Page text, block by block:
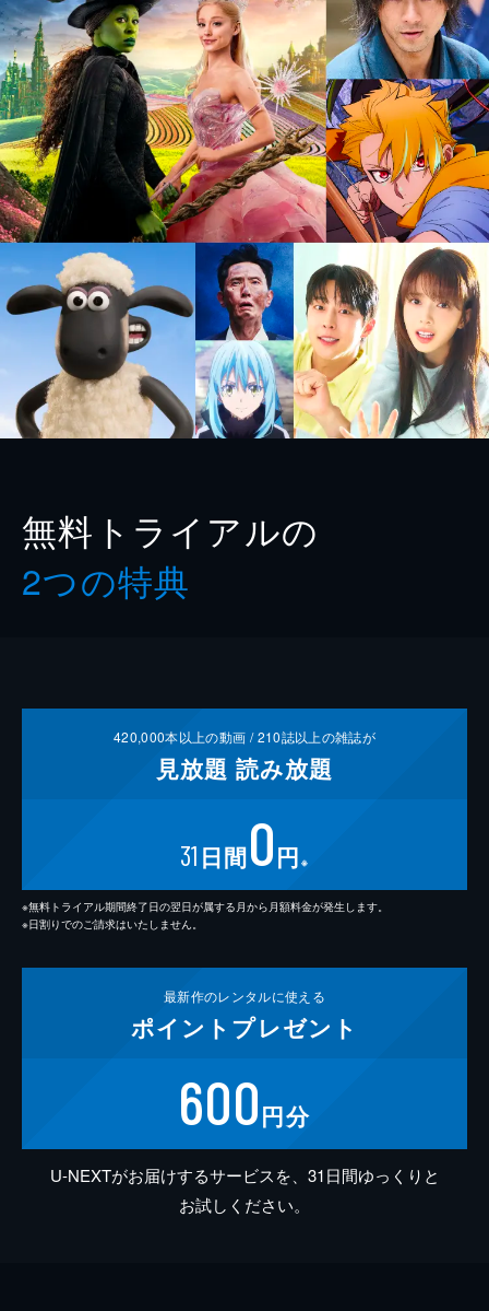
無料トライアルの
2つの特典
420,000本以上の動画 /210誌以上の雑誌が
見放題 読み放題
31 日間0円 ※
※無料トライアル期間終了日の翌日が属する月から月額料金が発生します。
※日割りでのご請求はいたしません。
最新作のレンタルに使える
ポイント プレゼント
600円分
U-NEXTがお届けするサービスを、31日間ゆっくりと
お試しください。